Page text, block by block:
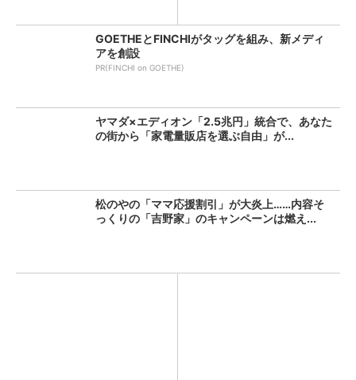
GOETHEとFINCHIがタッグを組み、新メディ
アを創設
PR(FINCHI on GOETHE)
ヤマダ×エディオン「2.5兆円」統合で、あなた
の街から「家電量販店を選ぶ自由」が...
松のやの「ママ応援割引」が大炎上……内容そ
っくりの「吉野家」のキャンペーンは燃え...